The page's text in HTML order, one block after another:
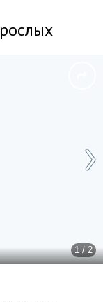
1 / 2